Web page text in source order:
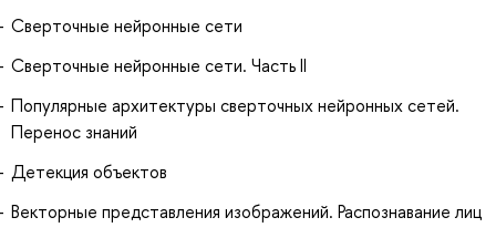
Сверточные нейронные сети
Сверточные нейронные сети. Часть II
Популярные архитектуры сверточных нейронных сетей.
Перенос знаний
Детекция объектов
Векторные представления изображений. Распознавание лиц